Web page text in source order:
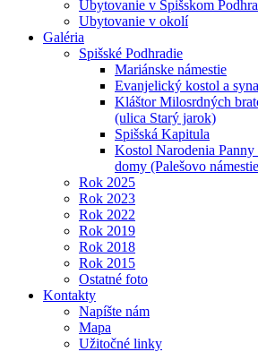
Ubytovanie v Spišskom
Ubytovanie v okolí
Galéria
Spišské Podhradie
Mariánske námestie
Evanjelický kostol a
Kláštor Milosrdných
(ulica Starý jarok)
Spišská Kapitula
Kostol Narodenia Panny
domy (Palešovo
Rok 2025
Rok 2023
Rok 2022
Rok 2019
Rok 2018
Rok 2015
Ostatné foto
Kontakty
Napíšte nám
Mapa
Užitočné linky